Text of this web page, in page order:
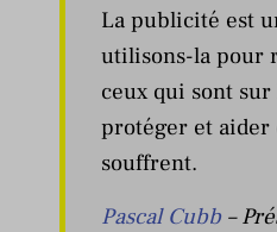
La publicité est
utilisons-la pour
ceux qui sont
protéger et aider
souffrent.
Pascal Cubb–